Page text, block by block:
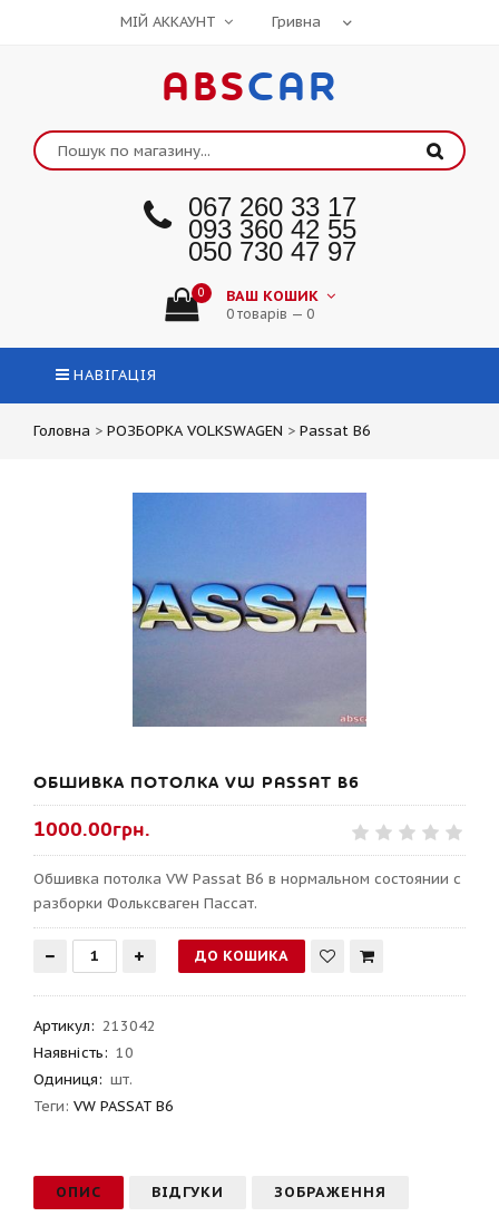
МІЙ АККАУНТ
ABSCAR
067 260 33 17
093 360 42 55
050 730 47 97
0 ВАШ КОШИК
0 товарів — 0
НАВІГАЦІЯ
Головна > РОЗБОРКА VOLKSWAGEN > Passat B6
ОБШИВКА ПОТОЛКА VW PASSAT B6
1000.00грн.
Обшивка потолка VW Passat B6 в нормальном состоянии с
разборки Фольксваген Пассат.
Артикул: 213042
Наявність: 10
Одиниця: шт.
Теги: VW PASSAT B6
ОПИС ВІДГУКИ ЗОБРАЖЕННЯ